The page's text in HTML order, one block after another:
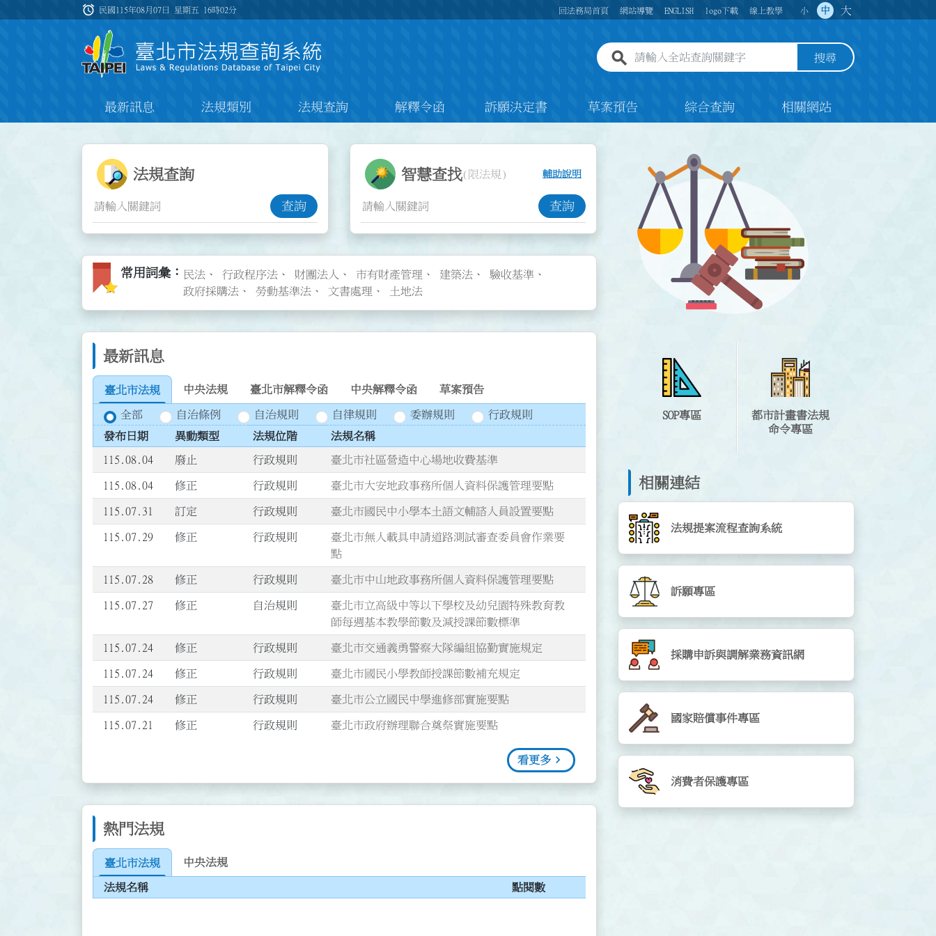
:::
alarm 民國115年08月07日 星期五 16時02分 回法務局首頁 網站導覽 ENGLISH logo下載 線上教學 小 中 大
全站查詢關鍵字欄位 搜尋
最新訊息 法規類別 法規查詢 解釋令函 訴願決定書 草案預告 綜合查詢 相關網站
法規查詢功能
法規查詢
查詢
智慧查找功能
智慧查找(限法規) 輔助說明
查詢
常用詞彙圖標
常用詞彙 民法 行政程序法 財團法人 市有財產管理 建築法
驗收基準
政府採購法
勞動基準法 文書處理 土地法
最新訊息
臺北市法規
全部 自治條例 自治規則 自律規則 委辦規則
行政規則
發布日期
異動類型 法規位階 法規名稱
115.08.04 廢止 行政規則 臺北市社區營造中心場地收費基準
115.08.04 修正 行政規則 臺北市大安地政事務所個人資料保護管理要點
115.07.31 訂定 行政規則 臺北市國民中小學本土語文輔諮人員設置要點
115.07.29 修正 行政規則
臺北市無人載具申請道路測試審查委員會作業要
點
115.07.28 修正 行政規則 臺北市中山地政事務所個人資料保護管理要點
115.07.27 修正 自治規則
臺北市立高級中等以下學校及幼兒園特殊教育教
師每週基本教學節數及減授課節數標準
115.07.24 修正 行政規則 臺北市交通義勇警察大隊編組協勤實施規定
115.07.24 修正 行政規則 臺北市國民小學教師授課節數補充規定
115.07.24 修正 行政規則 臺北市公立國民中學進修部實施要點
115.07.21 修正 行政規則 臺北市政府辦理聯合奠祭實施要點
中央法規 臺北市解釋令函 中央解釋令函 草案預告
看更多
熱門法規
臺北市法規
法規名稱 點閱數
中央法規
法律天秤與法槌圖示
SOP專區
都市計畫書法規
命令專區
相關連結
法規提案流程查詢系統
訴願專區
採購申訴與調解業務資訊網
國家賠償事件專區
消費者保護專區